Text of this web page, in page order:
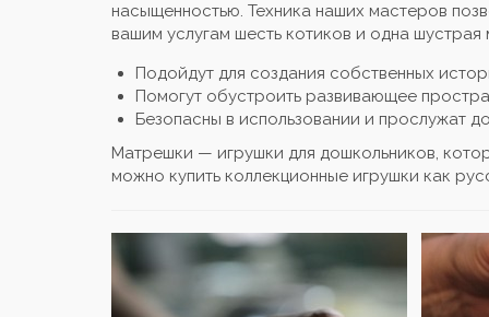
насыщенностью. Техника наших мастеров
вашим услугам шесть котиков и одна
Подойдут для создания собственных
Помогут обустроить развивающее
Безопасны в использовании и прослужат
Матрешки — игрушки для дошкольников,
можно купить коллекционные игрушки как